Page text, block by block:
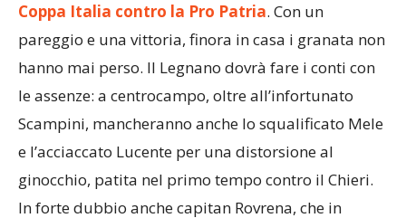
Coppa Italia contro la Pro Patria. Con un
pareggio e una vittoria, finora in casa i granata non
hanno mai perso. Il Legnano dovrà fare i conti con
le assenze: a centrocampo, oltre all’infortunato
Scampini, mancheranno anche lo squalificato Mele
e l’acciaccato Lucente per una distorsione al
ginocchio, patita nel primo tempo contro il Chieri.
In forte dubbio anche capitan Rovrena, che in